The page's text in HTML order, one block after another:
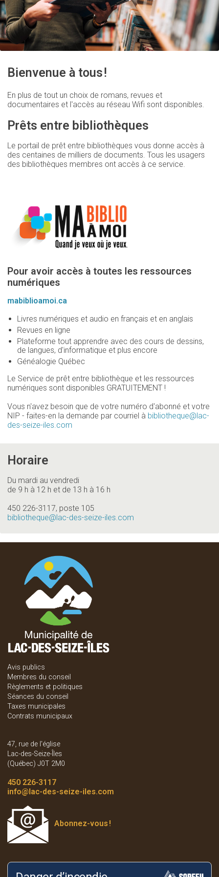
Bienvenue à tous!
En plus de tout un choix de romans, revues et
documentaires et l'accès au réseau Wifi sont disponibles.
Prêts entre bibliothèques
Le portail de prêt entre bibliothèques vous donne accès à
des centaines de milliers de documents. Tous les usagers
des bibliothèques membres ont accès à ce service.
Pour avoir accès à toutes les ressources
numériques
mabiblioamoi.ca
Livres numériques et audio en français et en anglais
Revues en ligne
Plateforme tout apprendre avec des cours de dessins,
de langues, d'informatique et plus encore
Généalogie Québec
Le Service de prêt entre bibliothèque et les ressources
numériques sont disponibles GRATUITEMENT !
Vous n'avez besoin que de votre numéro d'abonné et votre
NIP - faites-en la demande par courriel à bibliotheque@lac-
des-seize-iles.com
Horaire
Du mardi au vendredi
de 9 h à 12 h et de 13 h à 16 h
450 226-3117, poste 105
bibliotheque@lac-des-seize-iles.com
Avis publics
Membres du conseil
Règlements et politiques
Séances du conseil
Taxes municipales
Contrats municipaux
47, rue de l'église
Lac-des-Seize-Îles
(Québec) J0T 2M0
450 226-3117
info@lac-des-seize-iles.com
Abonnez-vous !